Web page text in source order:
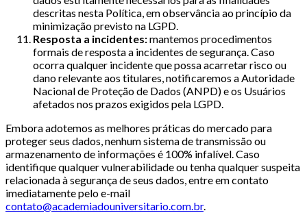
descritas nesta Política, em observância ao princípio da
minimização previsto na LGPD.
Resposta a incidentes:mantemos procedimentos
formais de resposta a incidentes de segurança. Caso
ocorra qualquer incidente que possa acarretar risco ou
dano relevante aos titulares, notificaremos a Autoridade
Nacional de Proteção de Dados (ANPD) e os Usuários
afetados nos prazos exigidos pela LGPD.
Embora adotemos as melhores práticas do mercado para
proteger seus dados, nenhum sistema de transmissão ou
armazenamento de informações é 100% infalível. Caso
identifique qualquer vulnerabilidade ou tenha qualquer suspeita
relacionada à segurança de seus dados, entre em contato
imediatamente pelo e-mail
contato@academiadouniversitario.com.br.